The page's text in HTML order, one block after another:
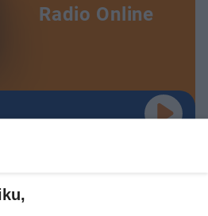
Radio Online